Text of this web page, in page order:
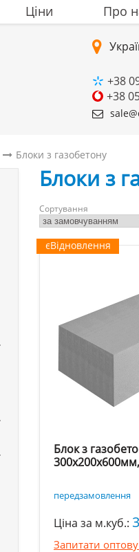
Ціни Про
+38
+38
Блоки з газобетону
Блоки з
Сортування
єВідновлення
Блок з
передзамовлення
Ціна за м.куб.:
Запитати